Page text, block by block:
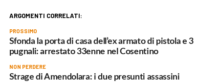
ARGOMENTI CORRELATI:
PROSSIMO
Sfonda la porta di casa dell’ex armato di pistola e 3
pugnali: arrestato 33enne nel Cosentino
NON PERDERE
Strage di Amendolara: i due presunti assassini